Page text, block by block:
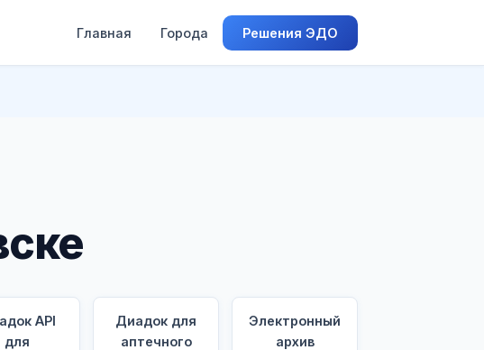
Главная Города Решения ЭДО
API
для
Диадок для
аптечного
Электронный
архив